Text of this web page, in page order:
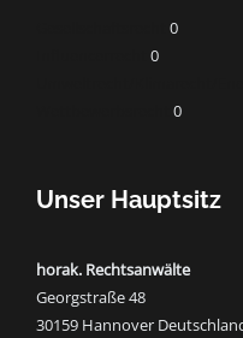
0
0
0
Unser Hauptsitz
horak. Rechtsanwälte
Georgstraße 48
30159 Hannover